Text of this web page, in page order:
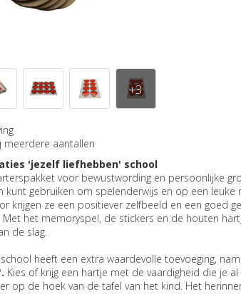
meerdere aantallen
'jezelf liefhebben' school
voor bewustwording en persoonlijke
kunt gebruiken om spelenderwijs en op een leuke
krijgen ze een positiever zelfbeeld en een goed
het memoryspel, de stickers en de houten
de slag.
heeft een extra waardevolle toevoeging,
Kies of krijg een hartje met de vaardigheid die je
op de hoek van de tafel van het kind. Het